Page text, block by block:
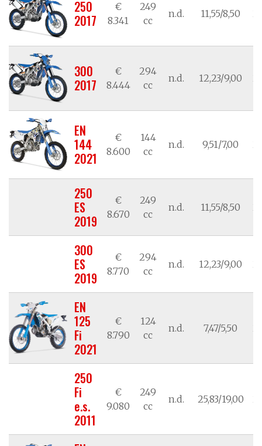
250
2017
€
8.341
249
cc
n.d. 11,55/8,50
300
2017
€
8.444
294
cc
n.d. 12,23/9,00
EN
144
2021
€
8.600
144
cc
n.d. 9,51/7,00
250
ES
2019
€
8.670
249
cc
n.d. 11,55/8,50
300
ES
2019
€
8.770
294
cc
n.d. 12,23/9,00
EN
125
Fi
2021
€
8.790
124
cc
n.d. 7,47/5,50
250
Fi
e.s.
2011
€
9.080
249
cc
n.d. 25,83/19,00